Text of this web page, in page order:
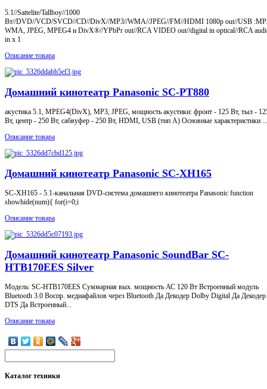
5.1//Sattelite/Tallboy//1000
Вт//DVD//VCD/SVCD//CD//DivX//MP3//WMA//JPEG//FM//HDMI 1080p out//USB
WMA, JPEG, MPEG4 и DivX®//YPbPr out//RCA VIDEO out//digital in optical//RCA
in x 1
Описание товара
Домашний кинотеатр Panasonic SC-PT880
акустика 5.1, MPEG4(DivX), MP3, JPEG, мощность акустики: фронт - 125 Вт, тыл -
Вт, центр - 250 Вт, сабвуфер - 250 Вт, HDMI, USB (тип A) Основные характеристики ...
Описание товара
Домашний кинотеатр Panasonic SC-XH165
SC-XH165 - 5.1-канальная DVD-система домашнего кинотеатра Panasonic function
showhide(num){ for(i=0;i
Описание товара
Домашний кинотеатр Panasonic SoundBar SC-
HTB170EES Silver
Модель: SC-HTB170EES Суммарная вых. мощность АС 120 Вт Встроенный модуль
Bluetooth 3.0 Воспр. медиафайлов через Bluetooth Да Декодер Dolby Digital Да Декодер
DTS Да Встроенный...
Описание товара
Каталогтехники